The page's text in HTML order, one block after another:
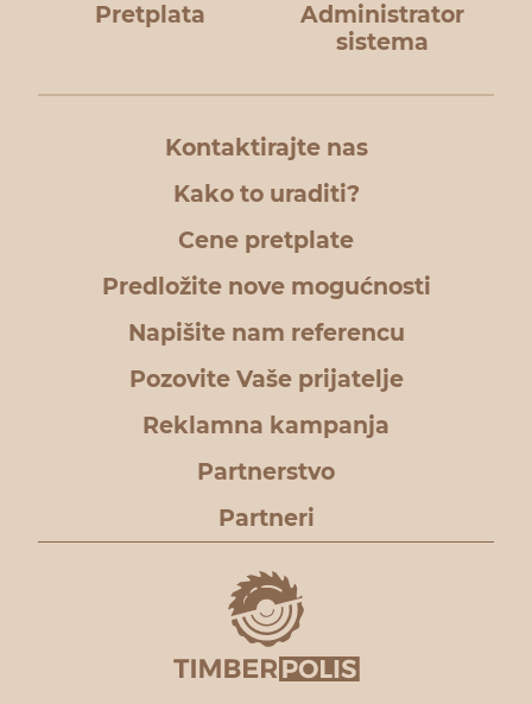
Pretplata
Administrator
sistema
Kontaktirajte nas
Kako to uraditi?
Cene pretplate
Predložite nove mogućnosti
Napišite nam referencu
Pozovite Vaše prijatelje
Reklamna kampanja
Partnerstvo
Partneri